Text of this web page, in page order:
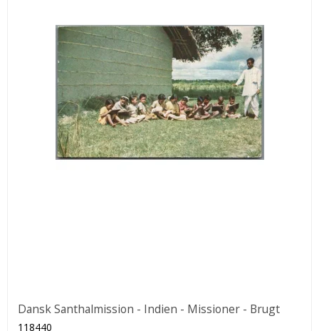
Dansk Santhalmission - Indien - Missioner - Brugt
118440